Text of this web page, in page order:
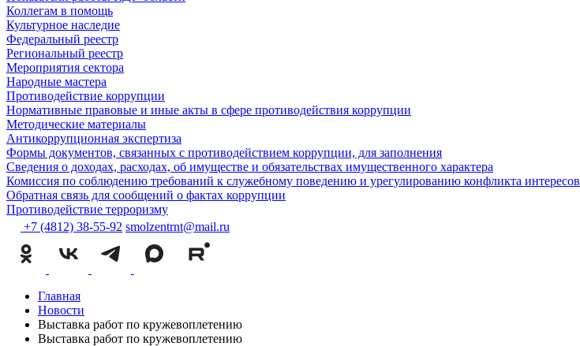
Коллегам в помощь
Культурное наследие
Федеральный реестр
Региональный реестр
Мероприятия сектора
Народные мастера
Противодействие коррупции
Нормативные правовые и иные акты в сфере противодействия коррупции
Методические материалы
Антикоррупционная экспертиза
Формы документов, связанных с противодействием коррупции, для заполнения
Сведения о доходах, расходах, об имуществе и обязательствах имущественного характера
Комиссия по соблюдению требований к служебному поведению и урегулированию конфликта интересов
Обратная связь для сообщений о фактах коррупции
Противодействие терроризму
+7 (4812) 38-55-92 smolzentrnt@mail.ru
Главная
Новости
Выставка работ по кружевоплетению
Выставка работ по кружевоплетению